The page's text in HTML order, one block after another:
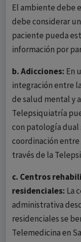
El ambiente debe
debe considerar
paciente pueda
información por
b. Adicciones: En
integración entre
de salud mental y
Telepsiquiatría
con patología dual
coordinación entre
través de la
c. Centros
residenciales: La
administrativa
residenciales se
Telemedicina en